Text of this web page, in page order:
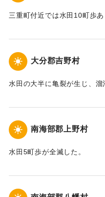
三重町付近では水田10町歩
大分郡吉野村
水田の大半に亀裂が生じ、溜
｜固有コード:00277001
南海部郡上野村
水田5町歩が全滅した。
｜固有コード:00277003